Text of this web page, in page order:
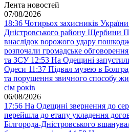
Лента новостей
07/08/2026
18:36 Чотирьох захисників
Дністровського району Щербини
внаслідок ворожого удару
розпочали громадське
та ЗСУ 12:53 На Одещині
Одеси 11:37 Підвал музею в
та порушення звичного способу
сім років
06/08/2026
17:56 На Одещині звернення до
перейшла до етапу укладення
Білгорода-Дністровського